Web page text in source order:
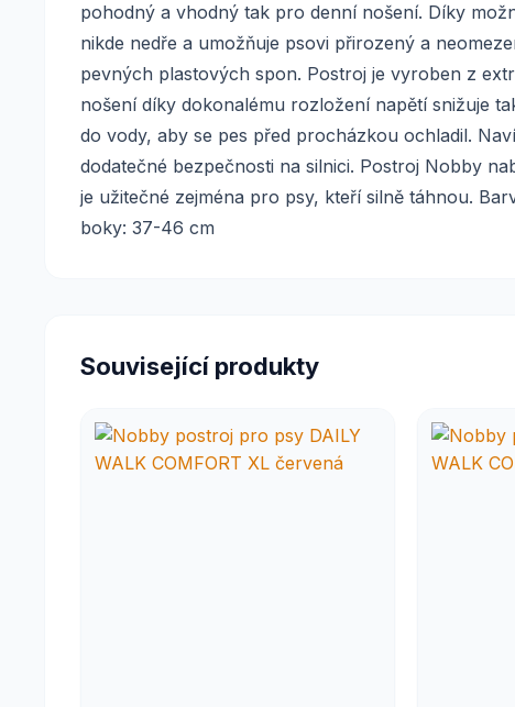
pohodný a vhodný tak pro denní nošení. Díky
nikde nedře a umožňuje psovi přirozený a
pevných plastových spon. Postroj je vyroben z
nošení díky dokonalému rozložení napětí snižuje
do vody, aby se pes před procházkou ochladil.
dodatečné bezpečnosti na silnici. Postroj Nobby
je užitečné zejména pro psy, kteří silně táhnou.
boky: 37-46 cm
Související produkty